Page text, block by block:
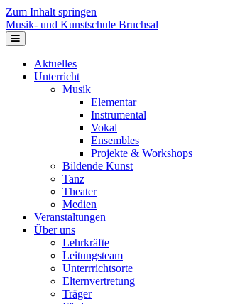
Zum Inhalt springen
Musik- und Kunstschule Bruchsal
Navigation
Aktuelles
Unterricht
Musik
Elementar
Instrumental
Vokal
Ensembles
Projekte & Workshops
Bildende Kunst
Tanz
Theater
Medien
Veranstaltungen
Über uns
Lehrkräfte
Leitungsteam
Unterrrichtsorte
Elternvertretung
Träger